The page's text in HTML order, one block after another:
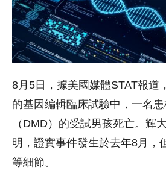
8月5日，據美國媒體STAT報道
的基因編輯臨床試驗中，一名
（DMD）的受試男孩死亡。輝
明，證實事件發生於去年8月，
等細節。